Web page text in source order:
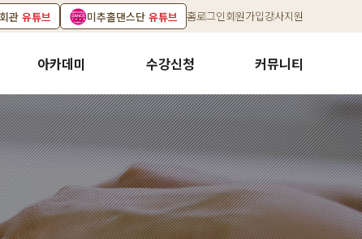
관 유튜브 미추홀댄스단 유튜브 홈로그인회원가입강사지원
아카데미 수강신청 커뮤니티